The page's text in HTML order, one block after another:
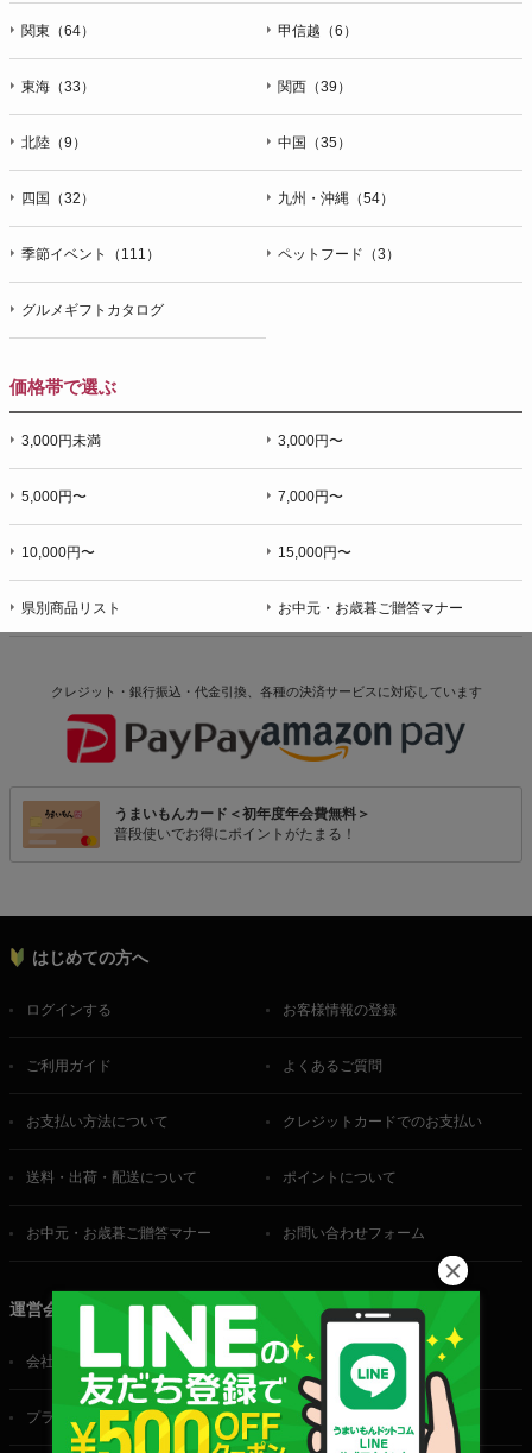
関東（64） 甲信越（6）
東海（33） 関西（39）
北陸（9） 中国（35）
四国（32） 九州・沖縄（54）
季節イベント（111） ペットフード（3）
グルメギフトカタログ
価格帯で選ぶ
3,000円未満 3,000円〜
5,000円〜 7,000円〜
10,000円〜 15,000円〜
県別商品リスト お中元・お歳暮ご贈答マナー
クレジット・銀行振込・代金引換、各種の決済サービスに対応しています
うまいもんカード＜初年度年会費無料＞
普段使いでお得にポイントがたまる！
はじめての方へ
ログインする お客様情報の登録
ご利用ガイド よくあるご質問
お支払い方法について クレジットカードでのお支払い
送料・出荷・配送について ポイントについて
お中元・お歳暮ご贈答マナー お問い合わせフォーム
運営会社
会社概要 ご利用規約
プライバシーポリシー 特定商取引法に基づく表記